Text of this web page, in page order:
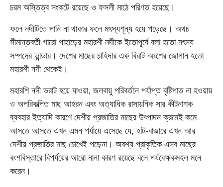
চরম অস্তিত্ব সংকটে রয়েছে ও ফসলী মাঠে পরিণত হয়েছে।
ফলে নদীটিতে পানি না থাকার ফলে মৎস্যশূন্য হয়ে পড়েছে। অথচ
সীমান্তবর্তী গারো পাহাড়ের মহারশী নদীকে ইতোপূর্বে বলা হতো মৎস্য
সম্পদের ভান্ডার। দেশের মাছের চাহিদার এক বিরাট অংশের জোগান হতো
মহারশী নদী থেকেই।
মহারশি নদী ভরাট হয়ে যাওয়া, জলবায়ু পরিবর্তনে পর্যাপ্ত বৃষ্টিপাত না হওয়ায়
ও অপরিকল্পিত মাছ আহরন এবং অত্যাধিক রাসায়নিক সার কীটনাশক
ব্যবহার ইত্যাদি কারণে দেশীয় প্রজাতির মাছের উৎপাদন ক্রমেই কমে
আসতে আসতে এখন এমন পর্যায়ে এসেছে যে, হাট-বাজারে এখন আর
দেশীয় প্রজাতির মাছ চোখেই পড়েনা। অবশ্য প্রাকৃতিক এসব মাছের
বংশবিস্তারে বিপর্যয়ের আরো নানা কারণ রয়েছে বলে পর্যবেক্ষকমহল মনে
করেন।